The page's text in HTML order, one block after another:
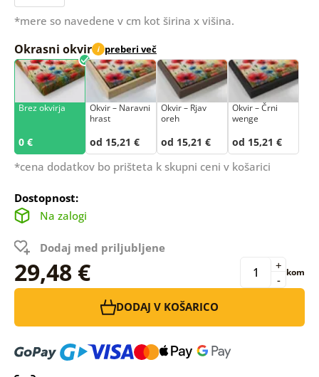
*mere so navedene v cm kot širina x višina.
Okrasni okvir i preberi več
Brez okvirja
0 €
Okvir – Naravni
hrast
od 15,21 €
Okvir – Rjav
oreh
od 15,21 €
Okvir – Črni
wenge
od 15,21 €
*cena dodatkov bo prišteta k skupni ceni v košarici
Dostopnost:
Na zalogi
Dodaj med priljubljene
29,48 € -
+ kom
DODAJ V KOŠARICO